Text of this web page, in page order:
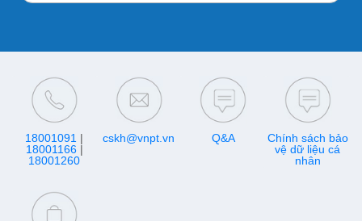
18001091 |
18001166|
18001260
cskh@vnpt.vn Q&A
Chính sách bảo
vệ dữ liệu cá
nhân